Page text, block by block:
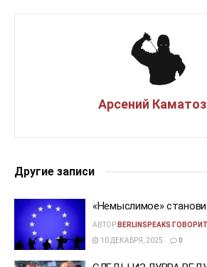
Арсений
Другие записи
«Немыслимое»
АВТОР BERLINSPEAKS
10 ДЕКАБРЯ, 2025
0